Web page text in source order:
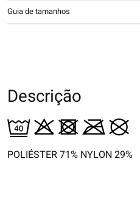
Guia de tamanhos
Descrição
POLIÉSTER 71% NYLON 29%